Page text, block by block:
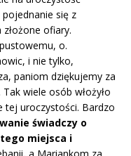
się z
ofiary.
o.
i nie tylko,
paniom dziękujemy za
Tak wiele osób włożyło
tej uroczystości. Bardzo
świadczy o
miejsca i